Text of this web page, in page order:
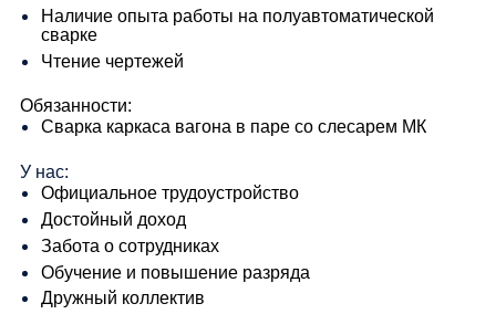
Наличие опыта работы на полуавтоматической
сварке
Чтение чертежей
Обязанности:
Сварка каркаса вагона в паре со слесарем МК
У нас:
Официальное трудоустройство
Достойный доход
Забота о сотрудниках
Обучение и повышение разряда
Дружный коллектив